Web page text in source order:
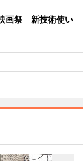
画祭 新技術使い